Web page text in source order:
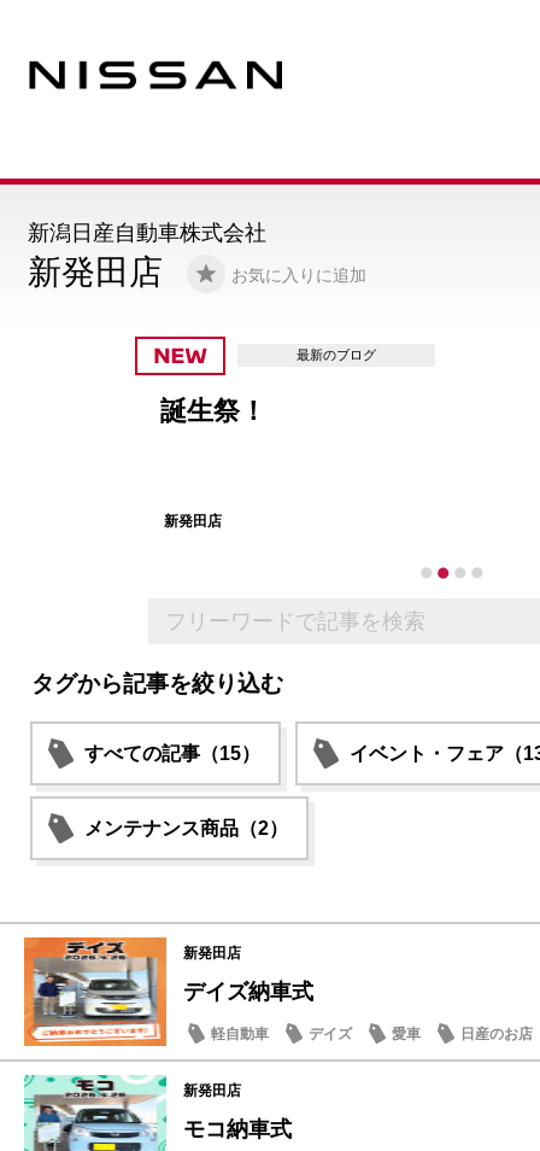
新発田店 お気に入りに追加
新潟日産自動車株式会社
最新のブログ
誕生祭！
新発田店
タグから記事を絞り込む
すべての記事（15） イベント・フェア（
メンテナンス商品（2）
新発田店
デイズ納車式
軽自動車 デイズ 愛車 日産のお店
新発田店
モコ納車式